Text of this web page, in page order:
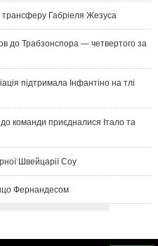
Габріеля Жезуса
до Трабзонспора — четвертого за
підтримала Інфантіно на тлі
команди приєдналися Італо та
Швейцарії Соу
Фернандесом